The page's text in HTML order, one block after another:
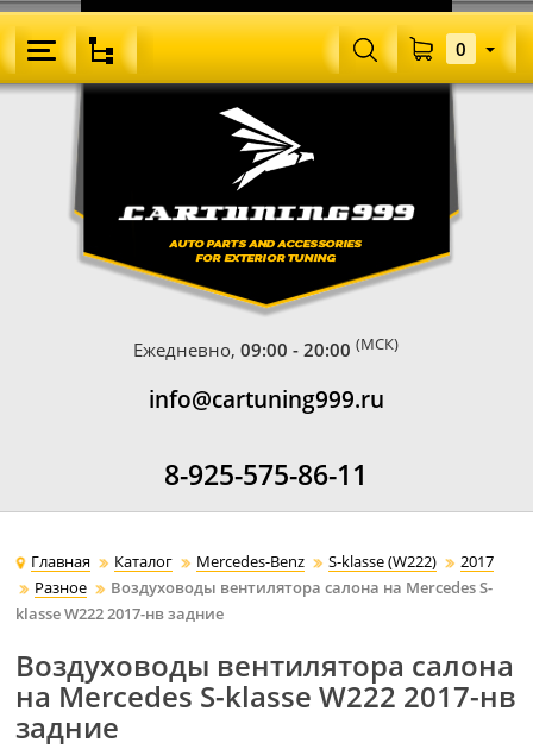
Ежедневно,09:00 - 20:00 (МСК)
info@cartuning999.ru
8-925-575-86-11
0
Главная Каталог Mercedes-Benz S-klasse (W222)
2017
Разное
Воздуховоды вентилятора салона на Mercedes S-
klasse W222 2017-нв задние
Воздуховоды вентилятора салона
на Mercedes S-klasse W222 2017-нв
задние